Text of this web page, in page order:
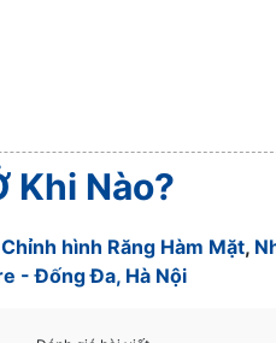
Khi Nào?
Chỉnh hình Răng Hàm Mặt,
- Đống Đa, Hà Nội